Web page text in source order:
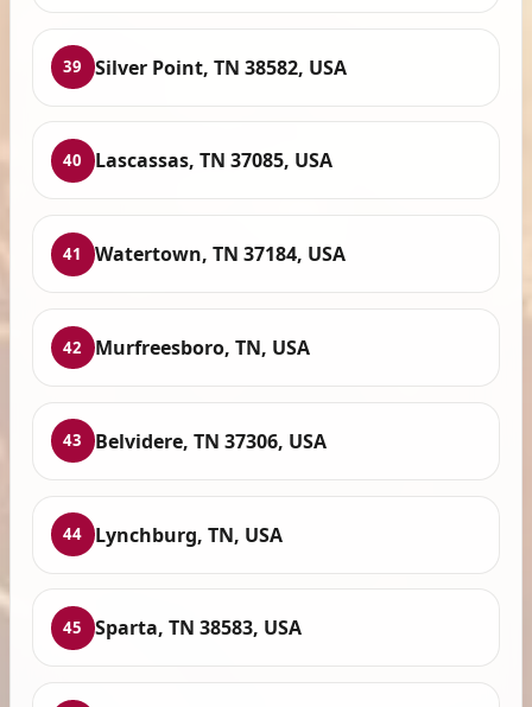
39 Silver Point, TN 38582, USA
40 Lascassas, TN 37085, USA
41 Watertown, TN 37184, USA
42 Murfreesboro, TN, USA
43 Belvidere, TN 37306, USA
44 Lynchburg, TN, USA
45 Sparta, TN 38583, USA